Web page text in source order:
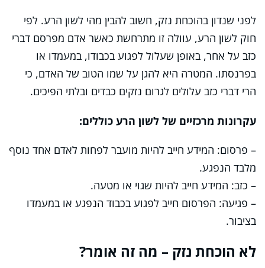
לפני שנדון בהוכחת נזק, חשוב להבין מהי לשון הרע. לפי
חוק לשון הרע, עוולה זו מתרחשת כאשר אדם מפרסם דברי
כזב על אחר, באופן שעלול לפגוע בכבודו, במעמדו או
בפרנסתו. המטרה היא להגן על שמו הטוב של האדם, כי
הרי דברי כזב עלולים לגרום נזקים כבדים ובלתי הפיכים.
עקרונות מרכזיים של לשון הרע כוללים:
– פרסום: המידע חייב להיות מועבר לפחות לאדם אחד נוסף
מלבד הנפגע.
– כזב: המידע חייב להיות שגוי או מטעה.
– פגיעה: הפרסום חייב לפגוע בכבוד הנפגע או במעמדו
בציבור.
לא הוכחת נזק – מה זה אומר?